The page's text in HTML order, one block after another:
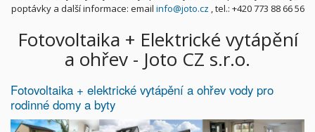
poptávky a další informace: email info@joto.cz , tel.: +420 773 88 66 56
Fotovoltaika + Elektrické vytápění
a ohřev - Joto CZ s.r.o.
Fotovoltaika + elektrické vytápění a ohřev vody pro
rodinné domy a byty